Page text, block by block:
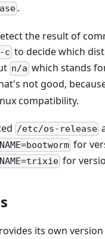
.
the result of
c to decide which
n/a which stands
not good,
compatibility.
/etc/os-release
for
for
its own